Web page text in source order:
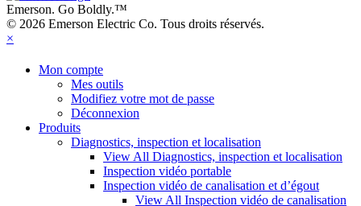
Emerson. Go Boldly.™
© 2026 Emerson Electric Co. Tous droits réservés.
×
Mon compte
Mes outils
Modifiez votre mot de passe
Déconnexion
Produits
Diagnostics, inspection et localisation
View All Diagnostics, inspection et localisation
Inspection vidéo portable
Inspection vidéo de canalisation et d’égout
View All Inspection vidéo de canalisation